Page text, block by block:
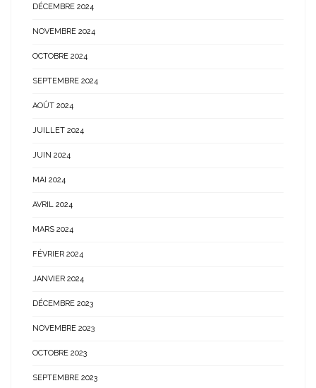
DÉCEMBRE 2024
NOVEMBRE 2024
OCTOBRE 2024
SEPTEMBRE 2024
AOÛT 2024
JUILLET 2024
JUIN 2024
MAI 2024
AVRIL 2024
MARS 2024
FÉVRIER 2024
JANVIER 2024
DÉCEMBRE 2023
NOVEMBRE 2023
OCTOBRE 2023
SEPTEMBRE 2023